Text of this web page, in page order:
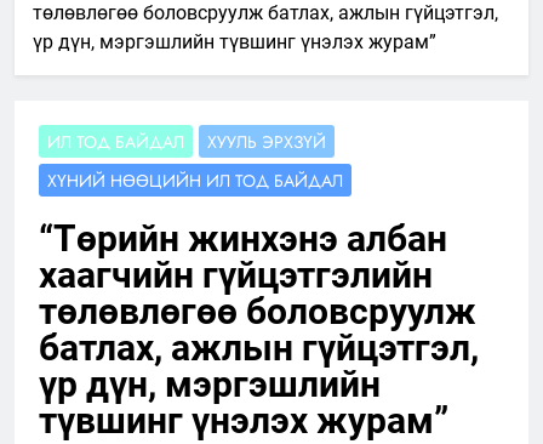
төлөвлөгөө боловсруулж батлах, ажлын гүйцэтгэл,
үр дүн, мэргэшлийн түвшинг үнэлэх журам”
ИЛ ТОД БАЙДАЛ
ХУУЛЬ ЭРХЗҮЙ
ХҮНИЙ НӨӨЦИЙН ИЛ ТОД БАЙДАЛ
“Төрийн жинхэнэ албан
хаагчийн гүйцэтгэлийн
төлөвлөгөө боловсруулж
батлах, ажлын гүйцэтгэл,
үр дүн, мэргэшлийн
түвшинг үнэлэх журам”